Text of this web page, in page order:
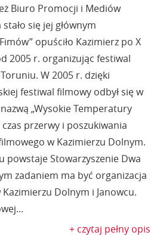
Biuro Promocji i Mediów
się jej głównym
opuściło Kazimierz po X
2005 r. organizując festiwal
W 2005 r. dzięki
festiwal filmowy odbył się w
„Wysokie Temperatury
przerwy i poszukiwania
w Kazimierzu Dolnym.
powstaje Stowarzyszenie Dwa
zadaniem ma być organizacja
Dolnym i Janowcu.
+ czytaj pełny opis